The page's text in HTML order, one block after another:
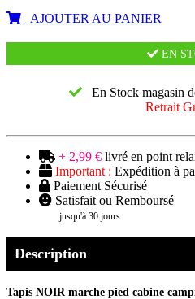
AJOUTER AU PANIER
EN
En Stock magasin
Retrait
+ 2,99 € livré en point
Important : Expédition à
Paiement Sécurisé
Satisfait ou Remboursé
jusqu'à 30 jours
Description
Tapis NOIR marche pied cabine